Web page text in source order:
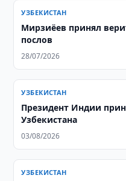
УЗБЕКИСТАН
Мирзиёев принял
послов
28/07/2026
УЗБЕКИСТАН
Президент Индии
Узбекистана
03/08/2026
УЗБЕКИСТАН